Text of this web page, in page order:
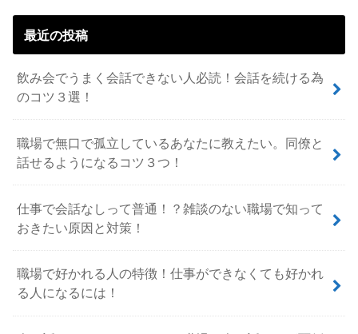
最近の投稿
飲み会でうまく会話できない人必読！会話を続ける為
のコツ３選！
職場で無口で孤立しているあなたに教えたい。同僚と
話せるようになるコツ３つ！
仕事で会話なしって普通！？雑談のない職場で知って
おきたい原因と対策！
職場で好かれる人の特徴！仕事ができなくても好かれ
る人になるには！